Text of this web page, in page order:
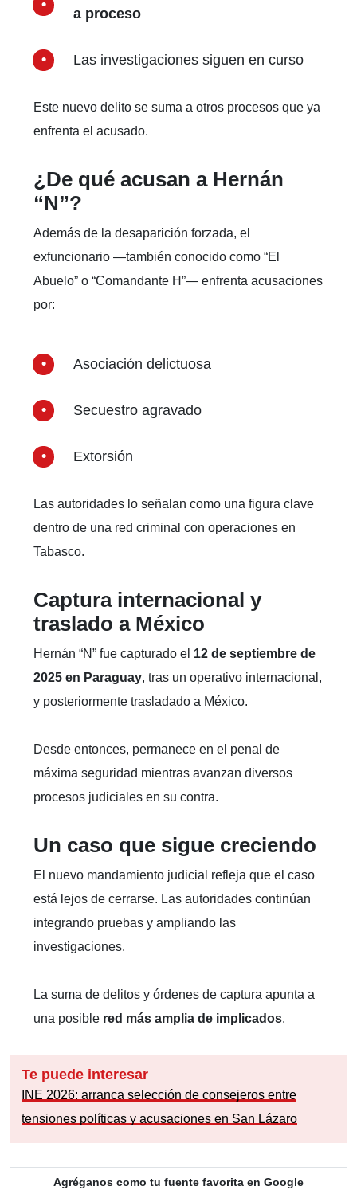
a proceso
Las investigaciones siguen en curso
Este nuevo delito se suma a otros procesos que ya
enfrenta el acusado.
¿De qué acusan a Hernán
“N”?
Además de la desaparición forzada, el
exfuncionario —también conocido como “El
Abuelo” o “Comandante H”— enfrenta acusaciones
por:
Asociación delictuosa
Secuestro agravado
Extorsión
Las autoridades lo señalan como una figura clave
dentro de una red criminal con operaciones en
Tabasco.
Captura internacional y
traslado a México
Hernán “N” fue capturado el 12 de septiembre de
2025 en Paraguay, tras un operativo internacional,
y posteriormente trasladado a México.
Desde entonces, permanece en el penal de
máxima seguridad mientras avanzan diversos
procesos judiciales en su contra.
Un caso que sigue creciendo
El nuevo mandamiento judicial refleja que el caso
está lejos de cerrarse. Las autoridades continúan
integrando pruebas y ampliando las
investigaciones.
La suma de delitos y órdenes de captura apunta a
una posible red más amplia de implicados.
Te puede interesar
INE 2026: arranca selección de consejeros entre
tensiones políticas y acusaciones en San Lázaro
Agréganos como tu fuente favorita en Google